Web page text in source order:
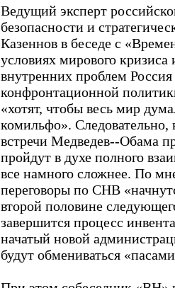
Ведущий эксперт
безопасности и
Казеннов в беседе с
условиях мирового
внутренних проблем
конфронтационной
«хотят, чтобы весь мир
комильфо».
встречи Медведев--Обама
пройдут в духе полного
все намного сложнее. По
переговоры по СНВ
второй половине
завершится процесс
начатый новой
будут обмениваться